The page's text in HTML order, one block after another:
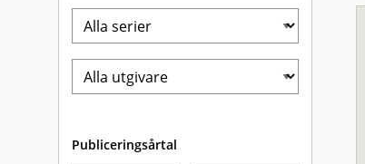
Publiceringsårtal